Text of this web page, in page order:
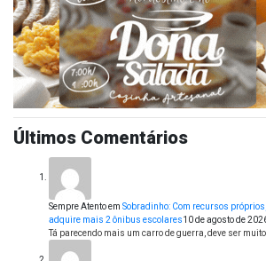
Últimos Comentários
Sempre Atentoem Sobradinho: Com recursos
adquire mais 2 ônibus escolares10 de agosto de
Tá parecendo mais um carro de guerra, deve ser